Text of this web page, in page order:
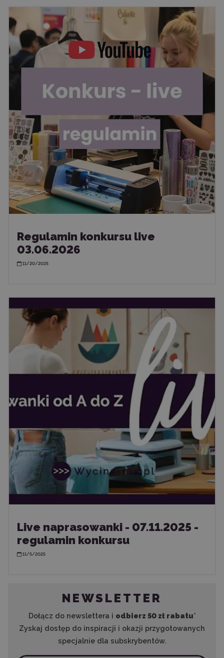
Regulamin konkursu live
03.06.2026
11/20/2025
Live naprasowanki - 07.11.2025 -
regulamin konkursu
11/5/2025
NEWSLETTER
Dołącz do newslettera i odbierz 50 zł rabatu*
Zyskaj dostęp do inspiracji i okazji przygotowanych
specjalnie dla subskrybentów.